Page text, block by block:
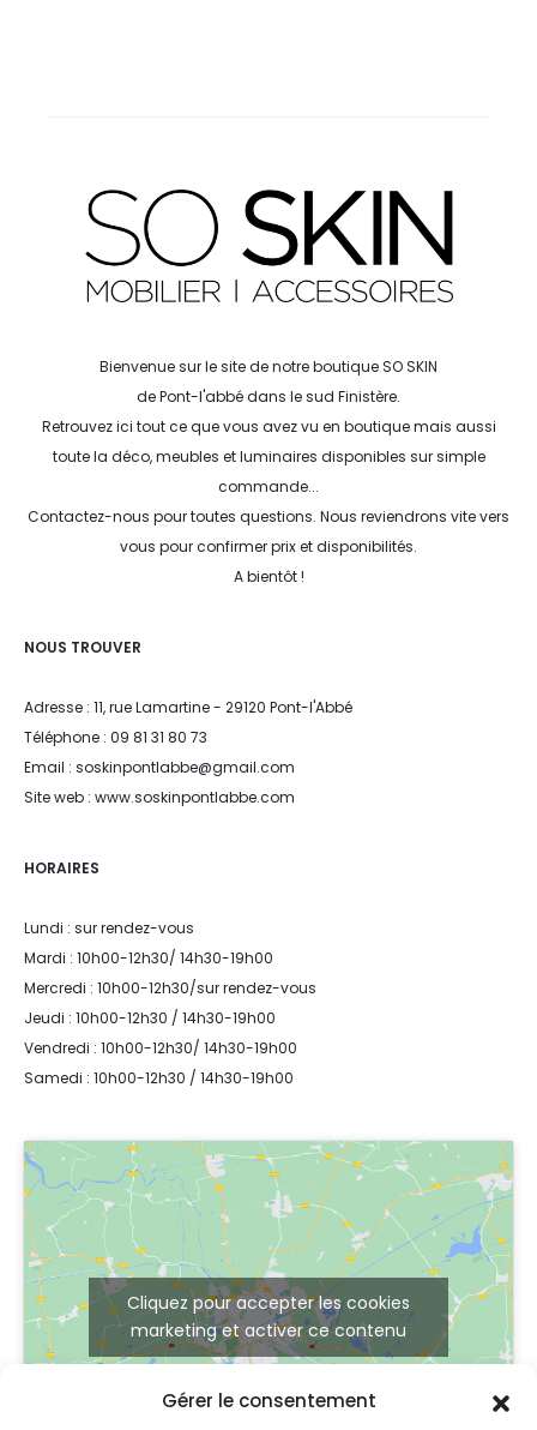
Gérer le consentement
Bienvenue sur le site de notre boutique SO SKIN
de Pont-l'abbé dans le sud Finistère.
Retrouvez ici tout ce que vous avez vu en boutique mais aussi
toute la déco, meubles et luminaires disponibles sur simple
commande...
Contactez-nous pour toutes questions. Nous reviendrons vite vers
vous pour confirmer prix et disponibilités.
A bientôt !
NOUS TROUVER
Adresse : 11, rue Lamartine - 29120 Pont-l'Abbé
Téléphone : 09 81 31 80 73
Email : soskinpontlabbe@gmail.com
Site web : www.soskinpontlabbe.com
HORAIRES
Lundi : sur rendez-vous
Mardi : 10h00-12h30/ 14h30-19h00
Mercredi : 10h00-12h30/sur rendez-vous
Jeudi : 10h00-12h30 / 14h30-19h00
Vendredi : 10h00-12h30/ 14h30-19h00
Samedi : 10h00-12h30 / 14h30-19h00
Cliquez pour accepter les cookies
marketing et activer ce contenu